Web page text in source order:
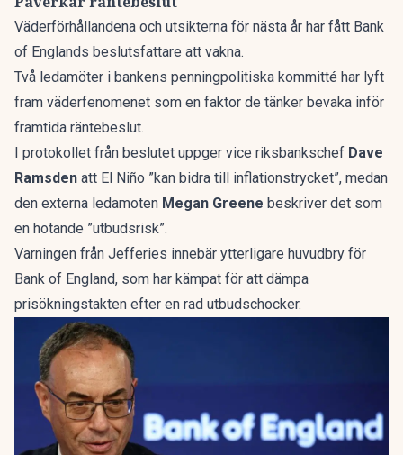
Väderförhållandena och utsikterna för nästa år har fått Bank
of Englands beslutsfattare att vakna.
Två ledamöter i bankens penningpolitiska kommitté har lyft
fram väderfenomenet som en faktor de tänker bevaka inför
framtida räntebeslut.
I protokollet från beslutet uppger vice riksbankschef Dave
Ramsden att El Niño ”kan bidra till inflationstrycket”, medan
den externa ledamoten Megan Greene beskriver det som
en hotande ”utbudsrisk”.
Varningen från Jefferies innebär ytterligare huvudbry för
Bank of England, som har kämpat för att dämpa
prisökningstakten efter en rad utbudschocker.